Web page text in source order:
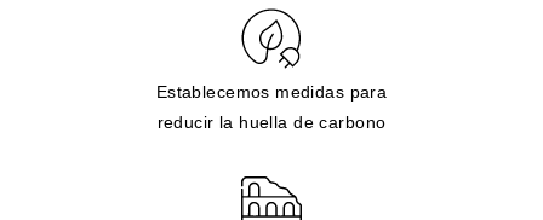
Establecemos medidas para
reducir la huella de carbono